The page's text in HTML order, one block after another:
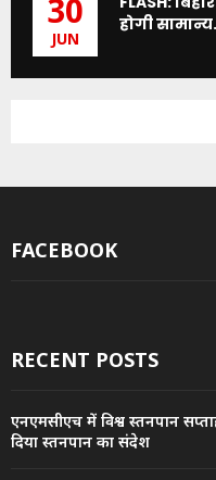
30
JUN
होगी
FACEBOOK
RECENT POSTS
एनएमसीएच में विश्व स्तनपान
दिया स्तनपान का संदेश